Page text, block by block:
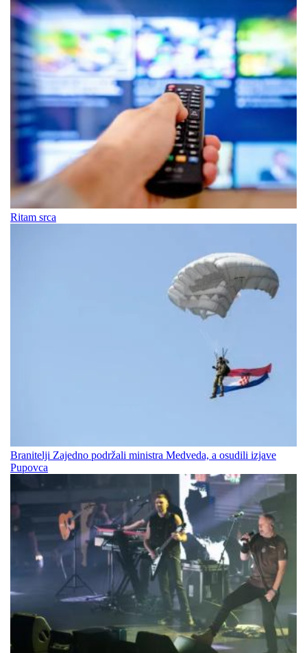
Ritam srca
Branitelji Zajedno podržali ministra Medveda, a osudili izjave
Pupovca